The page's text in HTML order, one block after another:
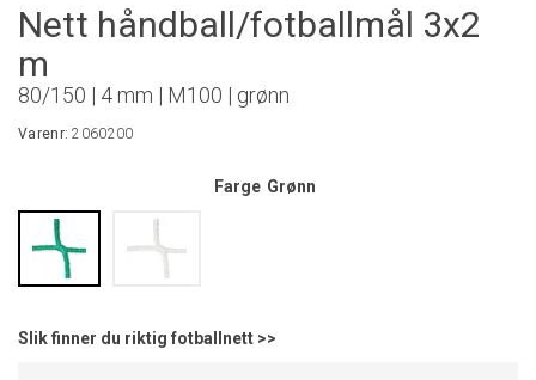
Nett håndball/fotballmål 3x2
m
80/150 | 4 mm | M100 | grønn
Varenr:2060200
Farge Grønn
Slik finner du riktig fotballnett >>